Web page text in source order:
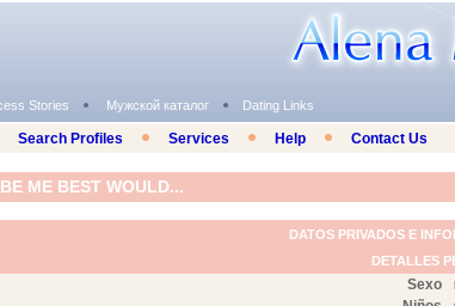
Stories Мужской каталог Dating Links
Search Profiles Services Help Contact Us
ME BEST WOULD...
DATOS PRIVADOS E
DETALLES
Sexo